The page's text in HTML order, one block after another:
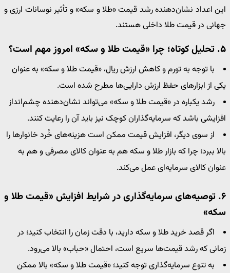
این اعداد نشان‌دهنده رشد قیمت «طلا و سکه» و تأثیر نوسانات ارزی و
جهانی در قیمت طلا داخلی هستند.
۵. تحلیل کوتاه؛ چرا «قیمت طلا و سکه» امروز مهم است؟
با توجه به تورم و کاهش ارزش ریال، «قیمت طلا و سکه» به عنوان
یکی از ابزارهای حفظ ارزش دارایی‌ها مطرح شده است.
رشد یکباره در «قیمت طلا و سکه» می‌تواند نشان‌دهنده چشم‌انداز
افزایشی باشد که سرمایه‌گذاران کوچک نیز باید آن را رعایت کنند.
از سوی دیگر، افزایش قیمت ممکن است هزینه‌های خُرد خانوارها را
بالا ببرد؛ چرا که بازار طلا و سکه هم به عنوان کالای مصرفی و هم به
عنوان کالای سرمایه‌ای عمل می‌کند.
۶. توصیه‌های سرمایه‌گذاری در شرایط افزایش «قیمت طلا و
سکه»
اگر قصد خرید طلا و سکه دارید، با دقت زمان را انتخاب کنید؛ در
زمانی که رشد قیمت‌ها سریع است، احتمال «حباب» بالا می‌رود.
به تنوع سرمایه‌گذاری توجه کنید؛ «قیمت طلا و سکه» بالا ممکن